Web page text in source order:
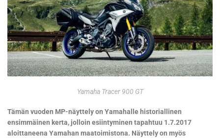
Yamaha Tracer 900 GT
Tämän vuoden MP-näyttely on Yamahalle historiallinen
ensimmäinen kerta, jolloin esiintyminen tapahtuu 1.7.2017
aloittaneena Yamahan maatoimistona. Näyttely on myös